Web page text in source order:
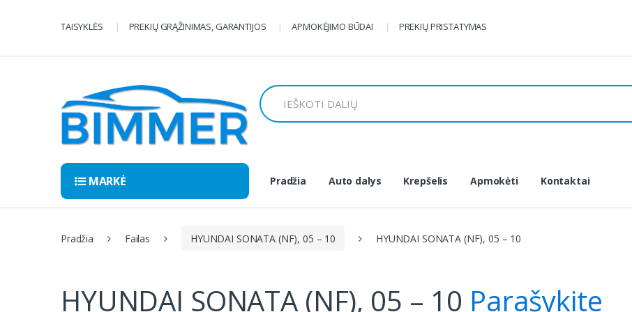
TAISYKLĖS PREKIŲ GRĄŽINIMAS, GARANTIJOS APMOKĖJIMO BŪDAI PREKIŲ PRISTATYMAS
Ieškoti:
MARKĖ Pradžia Auto dalys Krepšelis Apmokėti Kontaktai
Pradžia Failas HYUNDAI SONATA (NF), 05 – 10 HYUNDAI SONATA (NF), 05 – 10
HYUNDAI SONATA (NF), 05 – 10 Parašykite